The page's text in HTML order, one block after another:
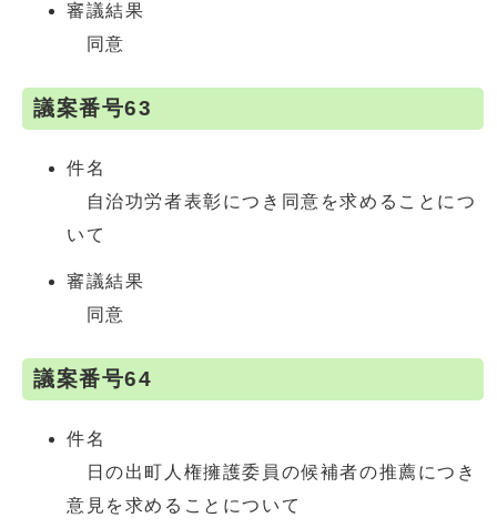
審議結果
同意
議案番号63
件名
自治功労者表彰につき同意を求めることにつ
いて
審議結果
同意
議案番号64
件名
日の出町人権擁護委員の候補者の推薦につき
意見を求めることについて